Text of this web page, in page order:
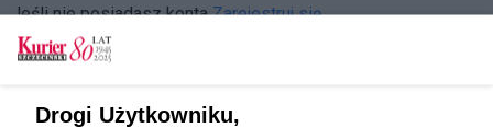
Jeśli nie posiadasz kontaZarejestruj się
Drogi Użytkowniku,